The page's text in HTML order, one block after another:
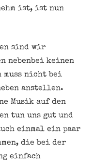
ist, ist nun
sind wir
nebenbei keinen
muss nicht bei
anstellen.
Musik auf den
tun uns gut und
einmal ein paar
die bei der
einfach